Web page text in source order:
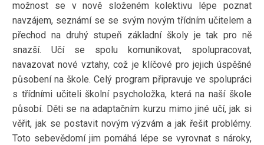
možnost se v nově složeném kolektivu lépe poznat
navzájem, seznámí se se svým novým třídním učitelem a
přechod na druhý stupeň základní školy je tak pro ně
snazší. Učí se spolu komunikovat, spolupracovat,
navazovat nové vztahy, což je klíčové pro jejich úspěšné
působení na škole. Celý program připravuje ve spolupráci
s třídními učiteli školní psycholožka, která na naší škole
působí. Děti se na adaptačním kurzu mimo jiné učí, jak si
věřit, jak se postavit novým výzvám a jak řešit problémy.
Toto sebevědomí jim pomáhá lépe se vyrovnat s nároky,